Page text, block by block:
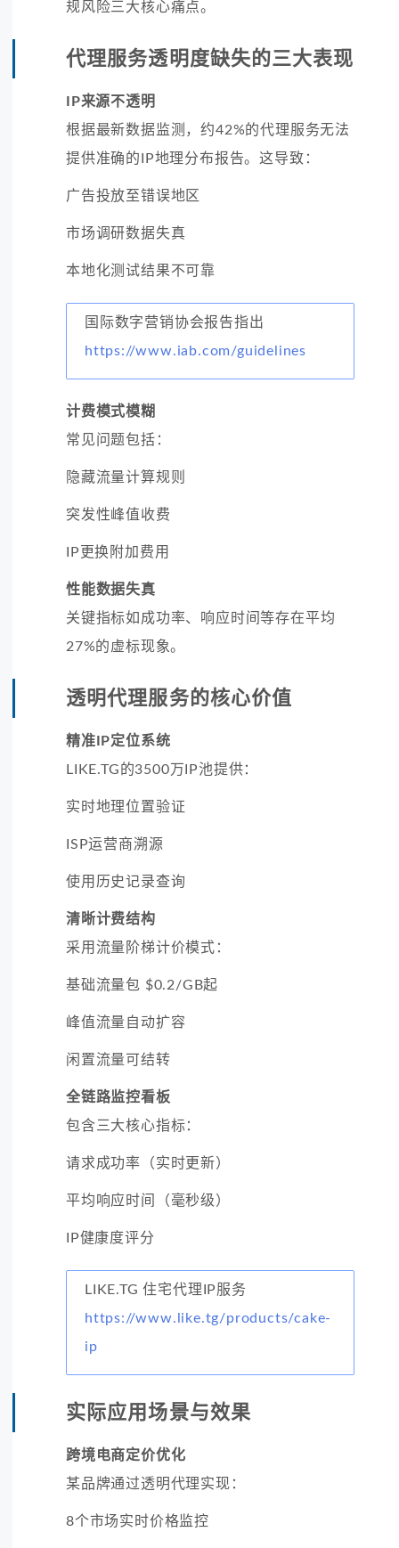
规风险三大核心痛点。
代理服务透明度缺失的三大表现
IP来源不透明
根据最新数据监测，约42%的代理服务无法
提供准确的IP地理分布报告。这导致：
广告投放至错误地区
市场调研数据失真
本地化测试结果不可靠
国际数字营销协会报告指出
https://www.iab.com/guidelines
计费模式模糊
常见问题包括：
隐藏流量计算规则
突发性峰值收费
IP更换附加费用
性能数据失真
关键指标如成功率、响应时间等存在平均
27%的虚标现象。
透明代理服务的核心价值
精准IP定位系统
LIKE.TG的3500万IP池提供：
实时地理位置验证
ISP运营商溯源
使用历史记录查询
清晰计费结构
采用流量阶梯计价模式：
基础流量包 $0.2/GB起
峰值流量自动扩容
闲置流量可结转
全链路监控看板
包含三大核心指标：
请求成功率（实时更新）
平均响应时间（毫秒级）
IP健康度评分
LIKE.TG 住宅代理IP服务
https://www.like.tg/products/cake-
ip
实际应用场景与效果
跨境电商定价优化
某品牌通过透明代理实现：
8个市场实时价格监控